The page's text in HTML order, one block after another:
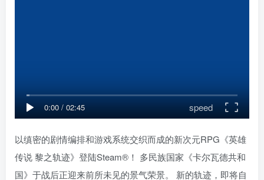
0:00 / 02:45 speed
以缜密的剧情编排和游戏系统交织而成的新次元RPG《英雄
传说 黎之轨迹》登陆Steam®！ 多民族国家《卡尔瓦德共和
国》于战后正迎来前所未见的景气荣景。 新的轨迹，即将自